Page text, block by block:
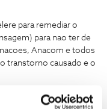
para remediar o
para nao ter de
Anacom e todos
transtorno causado e o